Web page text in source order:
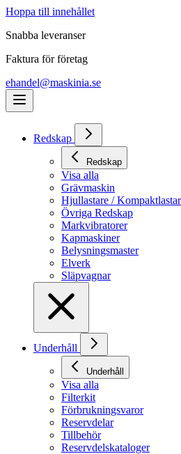
Hoppa till innehållet
Snabba leveranser
Faktura för företag
ehandel@maskinia.se
Redskap
Redskap
Visa alla
Grävmaskin
Hjullastare /
Övriga Redskap
Markvibratorer
Kapmaskiner
Belysningsmaster
Elverk
Släpvagnar
Underhåll
Underhåll
Visa alla
Filterkit
Förbrukningsvaror
Reservdelar
Tillbehör
Reservdelskataloger